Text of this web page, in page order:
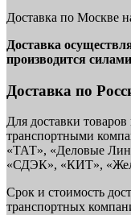
Доставка по Москве
Доставка
производится
Доставка по
Для доставки
транспортными
«ТАТ», «Деловые
«СДЭК», «КИТ»,
Срок и стоимость
транспортных